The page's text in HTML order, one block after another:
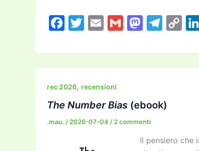
F
c
e
b
o
o
T
itt
er
E
ai
l
G
ai
l
M
st
o
o
n
T
e
gr
m
C
p
y
rec 2026, recensioni
The Number Bias (ebook)
.mau. /2026-07-04 /2 commenti
Il pensiero che